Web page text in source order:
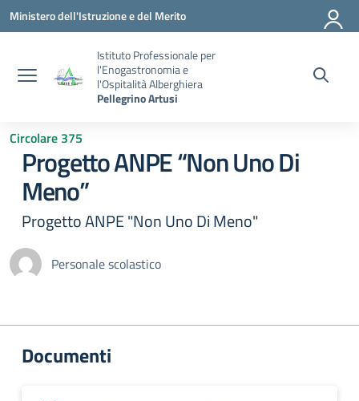
Vai ai contenuti
Vai al menu di navigazione
Vai al footer
Ministero dell'Istruzione e del Merito
Istituto Professionale per
l'Enogastronomia e
l'Ospitalità Alberghiera
Pellegrino Artusi
Circolare 375
Progetto ANPE “Non Uno Di
Meno”
Progetto ANPE "Non Uno Di Meno"
Personale scolastico
Documenti